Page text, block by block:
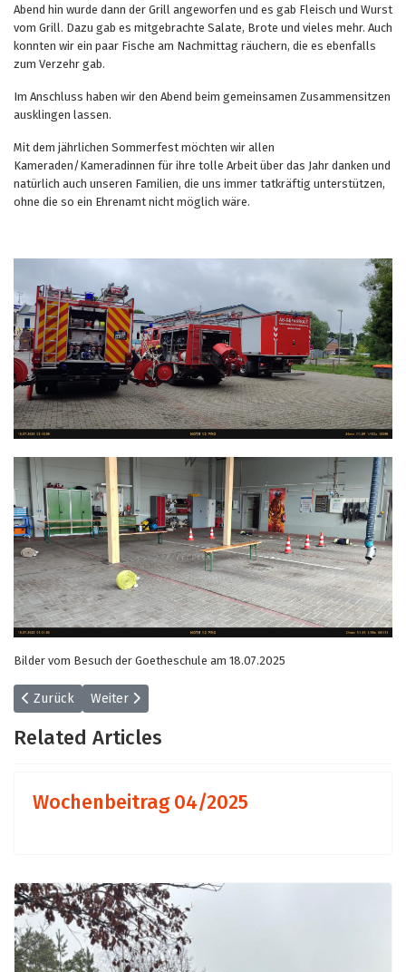
Abend hin wurde dann der Grill angeworfen und es gab Fleisch und Wurst
vom Grill. Dazu gab es mitgebrachte Salate, Brote und vieles mehr. Auch
konnten wir ein paar Fische am Nachmittag räuchern, die es ebenfalls
zum Verzehr gab.
Im Anschluss haben wir den Abend beim gemeinsamen Zusammensitzen
ausklingen lassen.
Mit dem jährlichen Sommerfest möchten wir allen
Kameraden/Kameradinnen für ihre tolle Arbeit über das Jahr danken und
natürlich auch unseren Familien, die uns immer tatkräftig unterstützen,
ohne die so ein Ehrenamt nicht möglich wäre.
Bilder vom Besuch der Goetheschule am 18.07.2025
Vorheriger Beitrag: Wochenbeitrag 30/2025
Zurück Nächster Beitrag: Wochenbeitrag 28/2025
Weiter
Related Articles
Wochenbeitrag 04/2025